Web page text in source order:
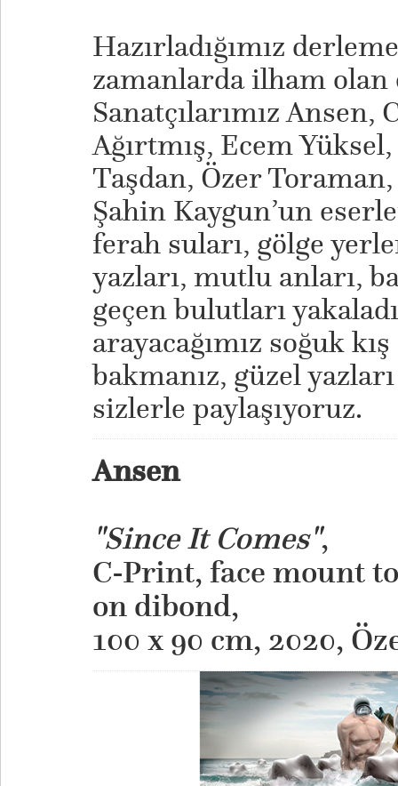
​Hazırladığımız
zamanlarda ilham
Sanatçılarımız Ansen,
Ağırtmış, Ecem
Taşdan, Özer
Şahin Kaygun’un
ferah suları, gölge
yazları, mutlu anları,
geçen bulutları
arayacağımız soğuk
bakmanız, güzel
sizlerle paylaşıyoruz.
Ansen
"Since It Comes",
C-Print, face mount
on dibond,
​100 x 90 cm, 2020,